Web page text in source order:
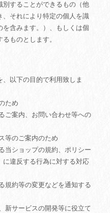
することができるもの（他
それにより特定の個人を識
含みます。）、もしくは個
ものとします。
以下の目的で利用致しま
ため
ご案内、お問い合わせ等への
等のご案内のため
当ショップの規約、ポリシー
違反する行為に対する対応
規約等の変更などを通知する
新サービスの開発等に役立て